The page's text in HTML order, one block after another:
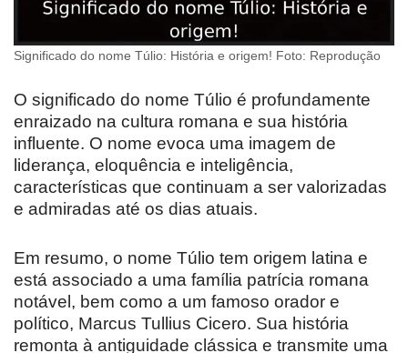
Significado do nome Túlio: História e origem! Foto: Reprodução
O significado do nome Túlio é profundamente
enraizado na cultura romana e sua história
influente. O nome evoca uma imagem de
liderança, eloquência e inteligência,
características que continuam a ser valorizadas
e admiradas até os dias atuais.
Em resumo, o nome Túlio tem origem latina e
está associado a uma família patrícia romana
notável, bem como a um famoso orador e
político, Marcus Tullius Cicero. Sua história
remonta à antiguidade clássica e transmite uma